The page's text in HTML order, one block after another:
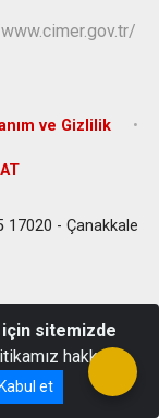
ve Gizlilik
17020 - Çanakkale
sitemizde
hakkında
Kabul et